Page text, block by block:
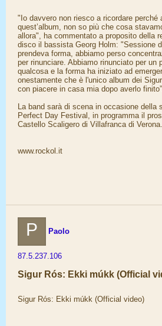
"Io davvero non riesco a ricordare perché
quest’album, non so più che cosa
allora", ha commentato a proposito della
disco il bassista Georg Holm: "Sessione
prendeva forma, abbiamo perso
per rinunciare. Abbiamo rinunciato per un
qualcosa e la forma ha iniziato ad
onestamente che è l'unico album dei
con piacere in casa mia dopo averlo
La band sarà di scena in occasione della
Perfect Day Festival, in programma il
Castello Scaligero di Villafranca di Verona.
www.rockol.it
P Paolo
87.5.237.106
Sigur Rós: Ekki múkk (Official
Sigur Rós: Ekki múkk (Official video)